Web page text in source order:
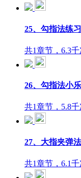
25、勾指法练
共1章节，6.3
26、勾指法小
共1章节，5.8
27、大指夹弹
共1章节，6.1